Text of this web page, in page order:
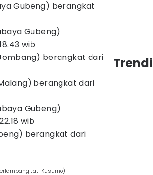
Gubeng) berangkat
Gubeng)
wib
berangkat dari
berangkat dari
Gubeng)
wib
berangkat dari
Jati Kusumo)